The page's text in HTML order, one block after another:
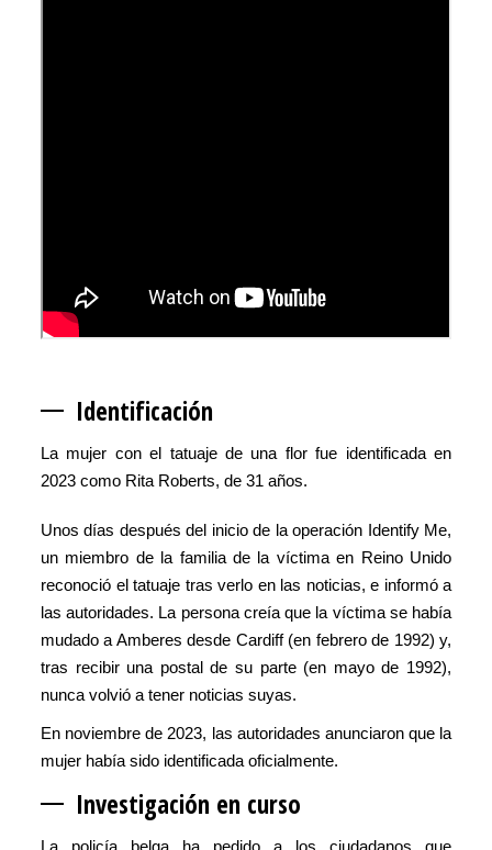
Identificación
La mujer con el tatuaje de una flor fue identificada en
2023 como Rita Roberts, de 31 años.
Unos días después del inicio de la operación Identify Me,
un miembro de la familia de la víctima en Reino Unido
reconoció el tatuaje tras verlo en las noticias, e informó a
las autoridades. La persona creía que la víctima se había
mudado a Amberes desde Cardiff (en febrero de 1992) y,
tras recibir una postal de su parte (en mayo de 1992),
nunca volvió a tener noticias suyas.
En noviembre de 2023, las autoridades anunciaron que la
mujer había sido identificada oficialmente.
Investigación en curso
La policía belga ha pedido a los ciudadanos que